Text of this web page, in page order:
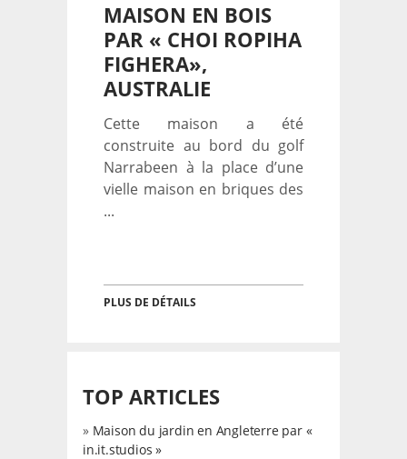
MAISON EN BOIS
PAR « CHOI ROPIHA
FIGHERA»,
AUSTRALIE
Cette maison a été
construite au bord du golf
Narrabeen à la place d’une
vielle maison en briques des
...
PLUS DE DÉTAILS
TOP ARTICLES
» Maison du jardin en Angleterre par «
in.it.studios »